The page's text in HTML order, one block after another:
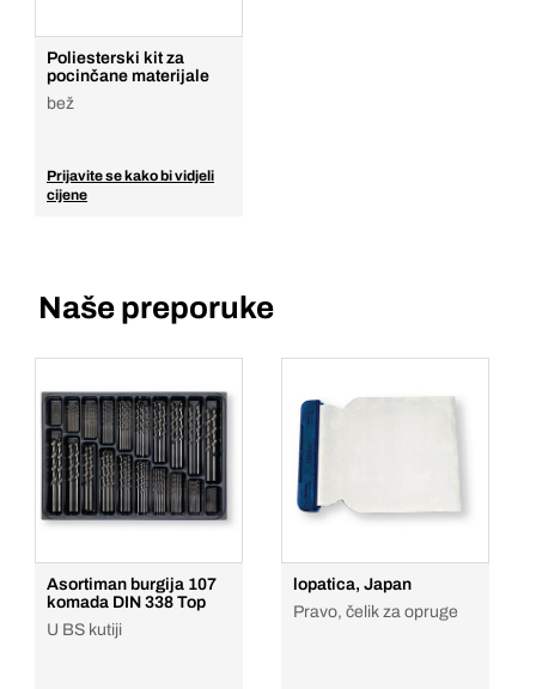
Poliesterski kit za
pocinčane materijale
bež
Prijavite se kako bi vidjeli
cijene
Naše preporuke
Asortiman burgija 107
komada DIN 338 Top
U BS kutiji
lopatica, Japan
Pravo, čelik za opruge